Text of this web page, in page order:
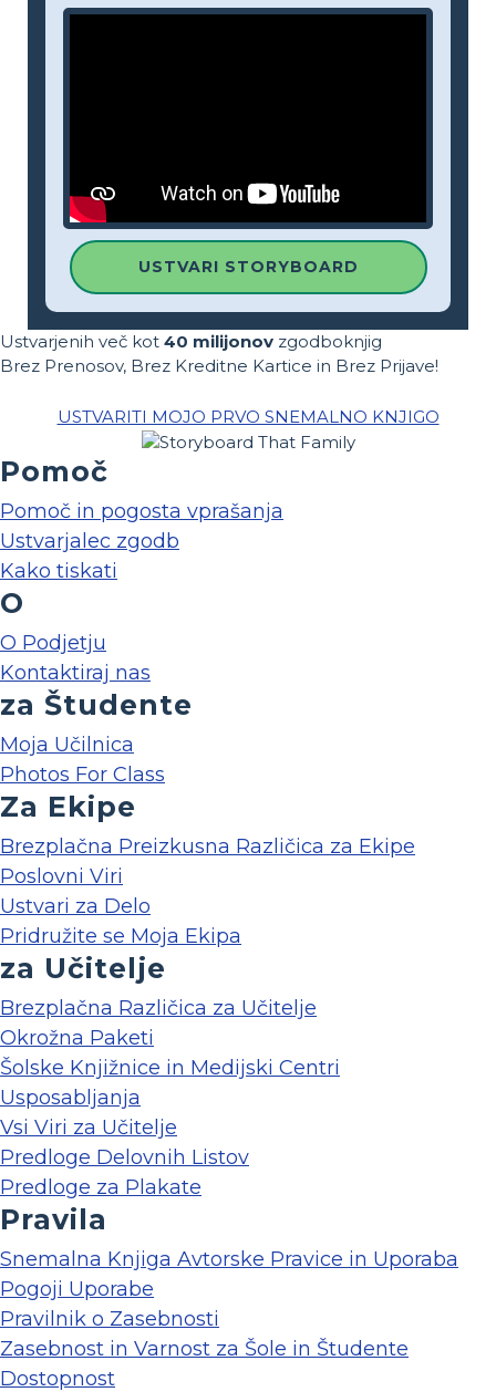
USTVARI STORYBOARD
Ustvarjenih več kot 40 milijonov zgodboknjig
Brez Prenosov, Brez Kreditne Kartice in Brez Prijave!
USTVARITI MOJO PRVO SNEMALNO KNJIGO
Pomoč
Pomoč in pogosta vprašanja
Ustvarjalec zgodb
Kako tiskati
O
O Podjetju
Kontaktiraj nas
za Študente
Moja Učilnica
Photos For Class
Za Ekipe
Brezplačna Preizkusna Različica za Ekipe
Poslovni Viri
Ustvari za Delo
Pridružite se Moja Ekipa
za Učitelje
Brezplačna Različica za Učitelje
Okrožna Paketi
Šolske Knjižnice in Medijski Centri
Usposabljanja
Vsi Viri za Učitelje
Predloge Delovnih Listov
Predloge za Plakate
Pravila
Snemalna Knjiga Avtorske Pravice in Uporaba
Pogoji Uporabe
Pravilnik o Zasebnosti
Zasebnost in Varnost za Šole in Študente
Dostopnost